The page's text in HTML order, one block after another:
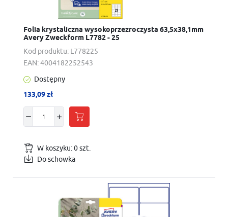
Kod produktu: L778225
Folia krystaliczna wysokoprzezroczysta 63,5x38,1mm
Avery Zweckform L7782 - 25
EAN:4004182252543
Dostępny
133,09 zł
W koszyku:0szt.
Do schowka